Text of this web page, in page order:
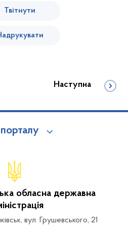
Твітнути
Наступна
обласна державна
вул. Грушевського, 21